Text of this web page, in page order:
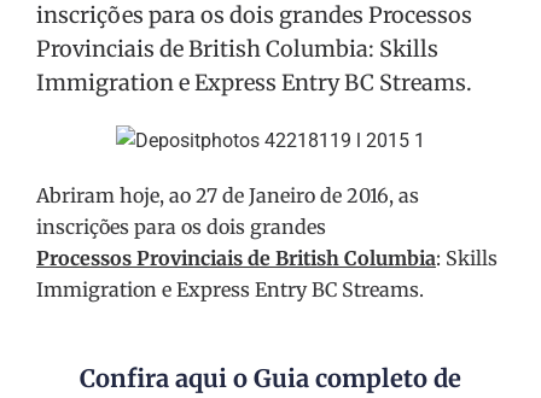
inscrições para os dois grandes Processos
Provinciais de British Columbia: Skills
Immigration e Express Entry BC Streams.
Abriram hoje, ao 27 de Janeiro de 2016, as
inscrições para os dois grandes
Processos Provinciais de British Columbia: Skills
Immigration e Express Entry BC Streams.
Confira aqui o Guia completo de